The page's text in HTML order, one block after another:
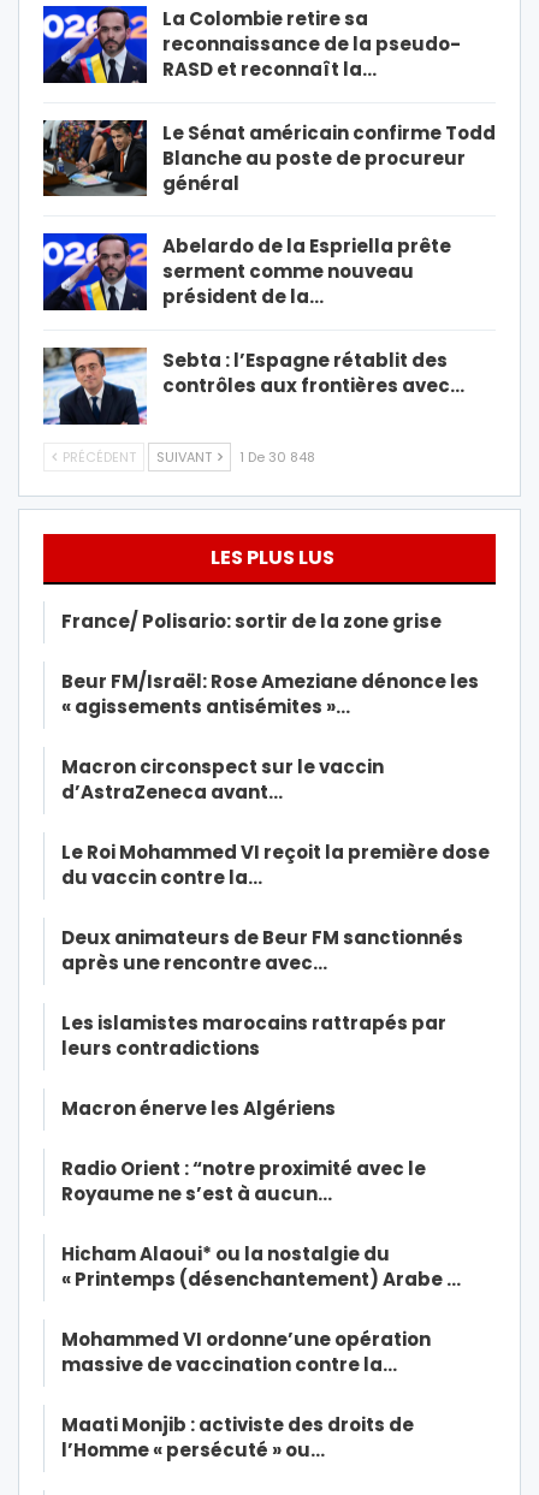
La Colombie retire sa
reconnaissance de la pseudo-
RASD et reconnaît la…
Le Sénat américain confirme Todd
Blanche au poste de procureur
général
Abelardo de la Espriella prête
serment comme nouveau
président de la…
Sebta : l’Espagne rétablit des
contrôles aux frontières avec…
PRÉCÉDENT SUIVANT 1 De 30 848
LES PLUS LUS
France/ Polisario: sortir de la zone grise
Beur FM/Israël: Rose Ameziane dénonce les
« agissements antisémites »…
Macron circonspect sur le vaccin
d’AstraZeneca avant…
Le Roi Mohammed VI reçoit la première dose
du vaccin contre la…
Deux animateurs de Beur FM sanctionnés
après une rencontre avec…
Les islamistes marocains rattrapés par
leurs contradictions
Macron énerve les Algériens
Radio Orient : “notre proximité avec le
Royaume ne s’est à aucun…
Hicham Alaoui* ou la nostalgie du
« Printemps (désenchantement) Arabe …
Mohammed VI ordonne’une opération
massive de vaccination contre la…
Maati Monjib : activiste des droits de
l’Homme « persécuté » ou…